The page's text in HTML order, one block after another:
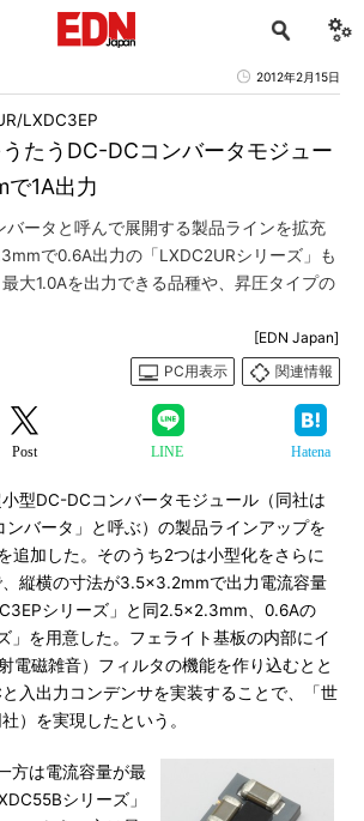
2012年2月15日
うたうDC-DCコンバータモジュー
1A出力
LXDC3EP
バータと呼んで展開する製品ラインを拡充
で0.6A出力の「LXDC2URシリーズ」も
大1.0Aを出力できる品種や、昇圧タイプの
[EDN Japan]
PC用表示
関連情報
Post LINE Hatena
型DC-DCコンバータモジュール（同社は
ンバータ」と呼ぶ）の製品ラインアップを
追加した。そのうち2つは小型化をさらに
縦横の寸法が3.5×3.2mmで出力電流容量
シリーズ」と同2.5×2.3mm、0.6Aの
」を用意した。フェライト基板の内部にイ
電磁雑音）フィルタの機能を作り込むとと
入出力コンデンサを実装することで、「世
）を実現したという。
方は電流容量が最
シリーズ」